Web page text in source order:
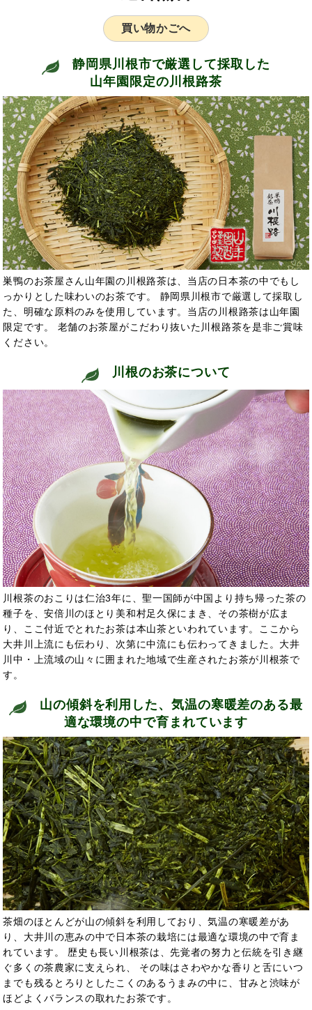
買い物かごへ
静岡県川根市で厳選して採取した
山年園限定の川根路茶
巣鴨のお茶屋さん山年園の川根路茶は、当店の日本茶の中でもし
っかりとした味わいのお茶です。 静岡県川根市で厳選して採取し
た、明確な原料のみを使用しています。当店の川根路茶は山年園
限定です。 老舗のお茶屋がこだわり抜いた川根路茶を是非ご賞味
ください。
川根のお茶について
川根茶のおこりは仁治3年に、聖一国師が中国より持ち帰った茶の
種子を、安倍川のほとり美和村足久保にまき、その茶樹が広ま
り、ここ付近でとれたお茶は本山茶といわれています。ここから
大井川上流にも伝わり、次第に中流にも伝わってきました。大井
川中・上流域の山々に囲まれた地域で生産されたお茶が川根茶で
す。
山の傾斜を利用した、気温の寒暖差のある最
適な環境の中で育まれています
茶畑のほとんどが山の傾斜を利用しており、気温の寒暖差があ
り、大井川の恵みの中で日本茶の栽培には最適な環境の中で育ま
れています。 歴史も長い川根茶は、先覚者の努力と伝統を引き継
ぐ多くの茶農家に支えられ、 その味はさわやかな香りと舌にいつ
までも残るとろりとしたこくのあるうまみの中に、甘みと渋味が
ほどよくバランスの取れたお茶です。